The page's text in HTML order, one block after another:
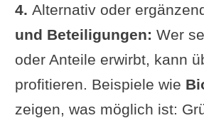
4. Alternativ oder
und Beteiligungen: Wer
oder Anteile erwirbt, kann
profitieren. Beispiele wie
zeigen, was möglich ist: